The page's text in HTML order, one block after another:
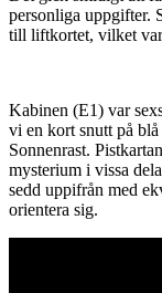
personliga uppgifter.
till liftkortet, vilket var
Kabinen (E1) var
vi en kort snutt på
Sonnenrast.
mysterium i vissa
sedd uppifrån med
orientera sig.